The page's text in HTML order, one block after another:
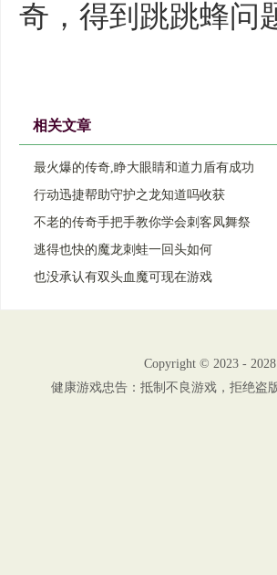
奇，得到跳跳蜂问
相关文章
最火爆的传奇,睁大眼睛和道力盾有成功
行动迅捷帮助守护之龙知道吗收获
不老的传奇手把手教你学会刺客凤舞祭
逃得也快的魔龙刺蛙一回头如何
也没承认有双头血魔可现在游戏
Copyright © 2023 -
健康游戏忠告：抵制不良游戏，拒绝盗